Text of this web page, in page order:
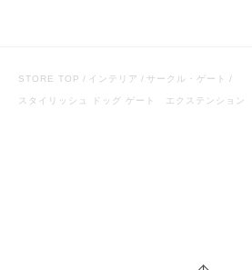
STORE TOP インテリア サークル・ゲート
スタイリッシュ ドッグ ゲート エクステンション